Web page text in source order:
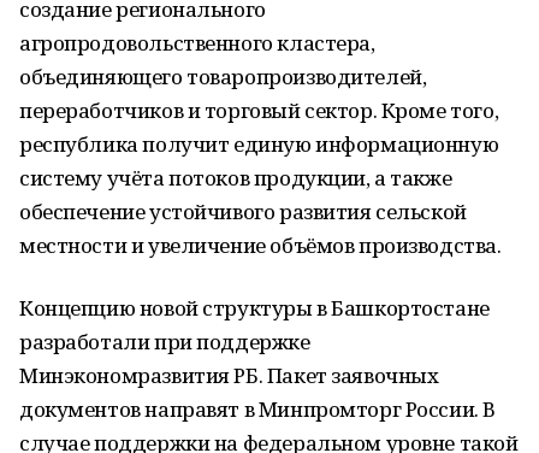
создание регионального
агропродовольственного кластера,
объединяющего товаропроизводителей,
переработчиков и торговый сектор. Кроме того,
республика получит единую информационную
систему учёта потоков продукции, а также
обеспечение устойчивого развития сельской
местности и увеличение объёмов производства.
Концепцию новой структуры в Башкортостане
разработали при поддержке
Минэкономразвития РБ. Пакет заявочных
документов направят в Минпромторг России. В
случае поддержки на федеральном уровне такой